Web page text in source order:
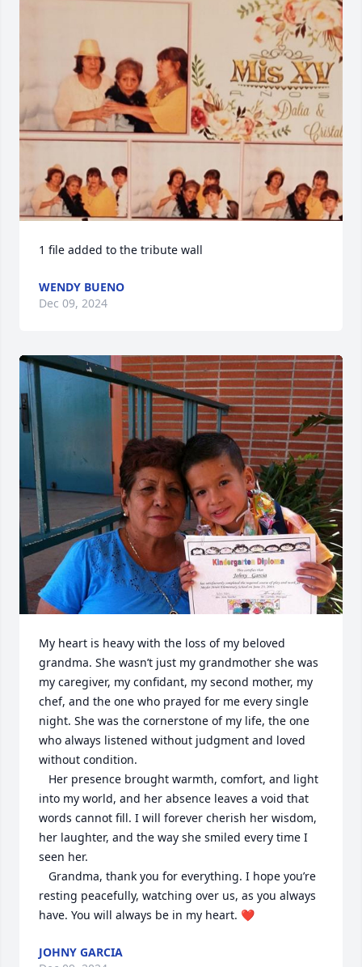
1 file added to the tribute wall
WENDY BUENO
Dec 09, 2024
My heart is heavy with the loss of my beloved
grandma. She wasn’t just my grandmother she was
my caregiver, my confidant, my second mother, my
chef, and the one who prayed for me every single
night. She was the cornerstone of my life, the one
who always listened without judgment and loved
without condition.
into my world, and her absence leaves a void that
words cannot fill. I will forever cherish her wisdom,
her laughter, and the way she smiled every time I
seen her.
resting peacefully, watching over us, as you always
have. You will always be in my heart. ❤️
JOHNY GARCIA